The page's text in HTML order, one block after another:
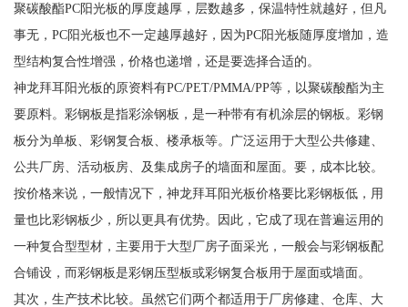
聚碳酸酯PC阳光板的厚度越厚，层数越多，保温特性就越好，但凡
事无，PC阳光板也不一定越厚越好，因为PC阳光板随厚度增加，造
型结构复合性增强，价格也递增，还是要选择合适的。
神龙拜耳阳光板的原资料有PC/PET/PMMA/PP等，以聚碳酸酯为主
要原料。彩钢板是指彩涂钢板，是一种带有有机涂层的钢板。彩钢
板分为单板、彩钢复合板、楼承板等。广泛运用于大型公共修建、
公共厂房、活动板房、及集成房子的墙面和屋面。要，成本比较。
按价格来说，一般情况下，神龙拜耳阳光板价格要比彩钢板低，用
量也比彩钢板少，所以更具有优势。因此，它成了现在普遍运用的
一种复合型型材，主要用于大型厂房子面采光，一般会与彩钢板配
合铺设，而彩钢板是彩钢压型板或彩钢复合板用于屋面或墙面。
其次，生产技术比较。虽然它们两个都适用于厂房修建、仓库、大